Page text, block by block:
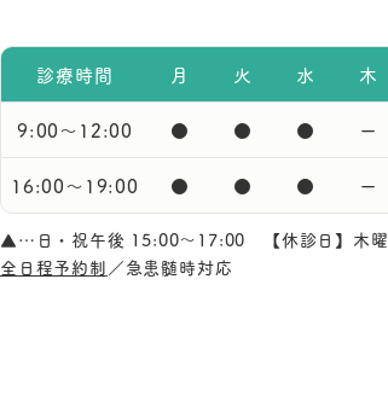
診療時間 月 火 水 木
9:00〜12:00 ● ● ● ー
16:00〜19:00 ● ● ● ー
▲…日・祝午後 15:00～17:00 【休診日】木曜
全日程予約制／急患髄時対応